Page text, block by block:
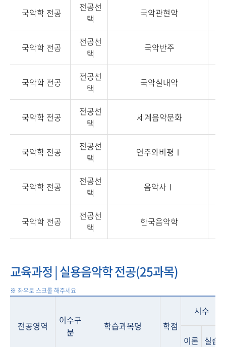
국악학 전공
전공선
택
국악관현악
국악학 전공
전공선
택
국악반주
국악학 전공
전공선
택
국악실내악
국악학 전공
전공선
택
세계음악문화
국악학 전공
전공선
택
연주와비평Ⅰ
국악학 전공
전공선
택
음악사Ⅰ
국악학 전공
전공선
택
한국음악학
교육과정 | 실용음악학 전공(25과목)
전공영역
이수구
분
학습과목명 학점
시수
이론 실습